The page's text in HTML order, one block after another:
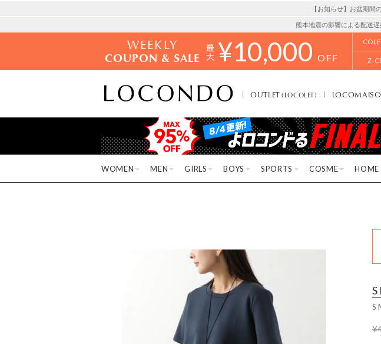
【お知らせ】お盆期間
熊本地震の影響による配送遅
WEEKLY
COUPON & SALE ¥10,000 OFF Z-
OUTLET(LOCOLET)
WOMEN MEN GIRLS BOYS SPORTS COSME HOME
S
S